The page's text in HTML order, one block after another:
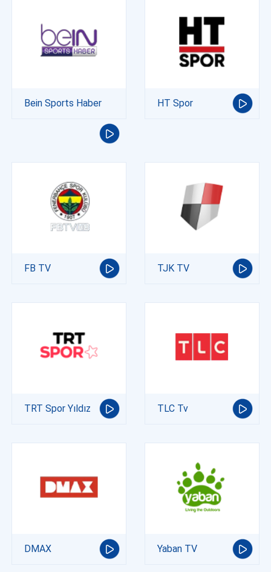
Bein Sports Haber HT Spor
FB TV TJK TV
TRT Spor Yıldız TLC Tv
DMAX Yaban TV